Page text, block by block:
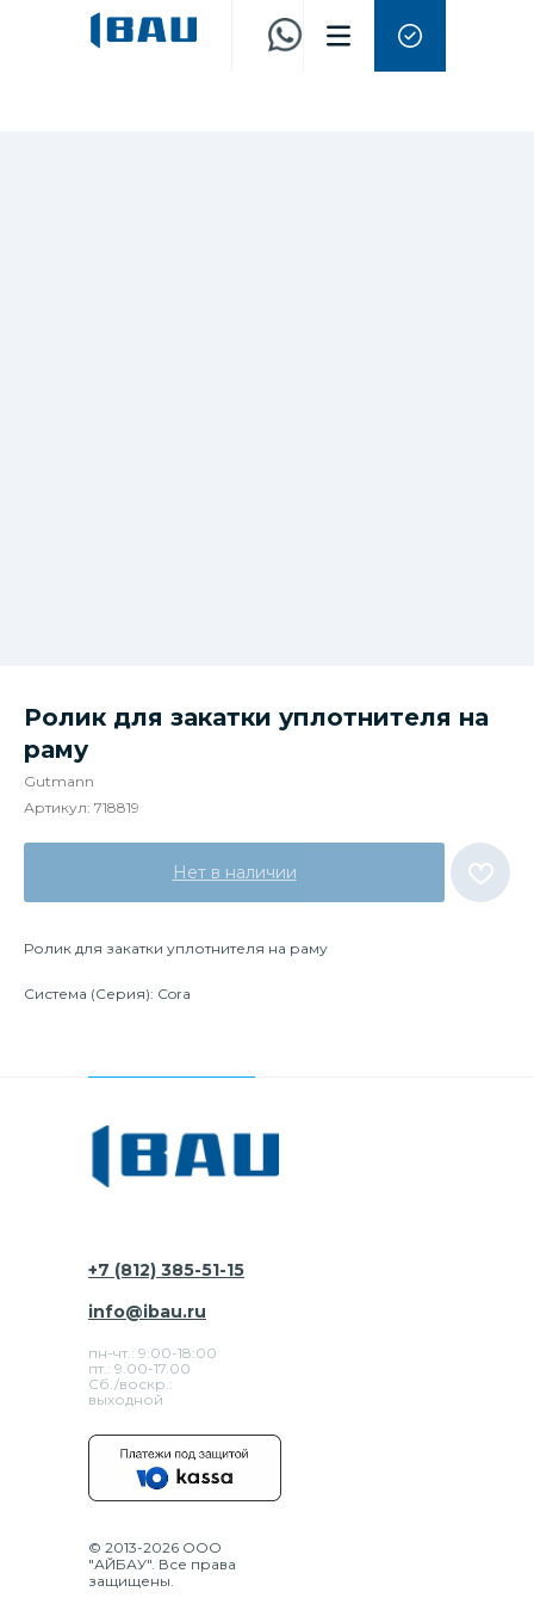
Ролик для закатки уплотнителя на
раму
Gutmann
Артикул: 718819
Нет в наличии
Ролик для закатки уплотнителя на раму
Система (Серия): Cora
+7 (812) 385-51-15
пн-чт.: 9:00-18:00
пт.: 9.00-17.00
Сб./воскр.:
выходной
info@ibau.ru
© 2013-2026 ООО
"АЙБАУ". Все права
защищены.